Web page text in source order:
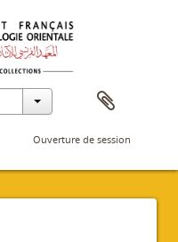
Ouverture de session